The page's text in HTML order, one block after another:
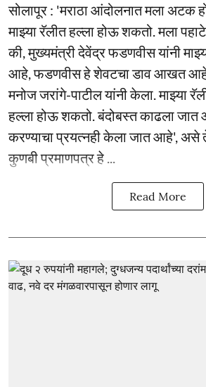
सोलापूर : 'मराठा आंदोलनात मला अटक
माझ्या रॅलीत हल्ला होऊ शकतो. मला
की, मुख्यमंत्री देवेंद्र फडणवीस यांनी
आहे, फडणवीस हे शेवटचा डाव आखत
मनोज जरांगे-पाटील यांनी केला. माझ्या
हल्ला होऊ शकतो. बंदोबस्त काढला
करण्याचा प्रयत्नही केला जात आहे', असे
कुणबी प्रमाणपत्र हे ...
Read More